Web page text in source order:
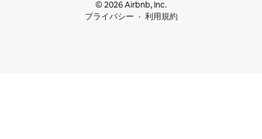
© 2026 Airbnb, Inc.
プライバシー
利用規約